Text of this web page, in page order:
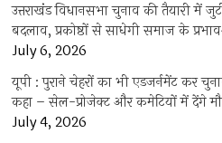
उत्तराखंंड विधानसभा चुनाव की तैयारी में
बदलाव, प्रकोष्ठों से साधेगी समाज के
July 6, 2026
यूपी : पुराने चेहरों का भी एडजर्नमेंट कर
कहा – सेल-प्रोजेक्ट और कमेटियों में देंगे
July 4, 2026